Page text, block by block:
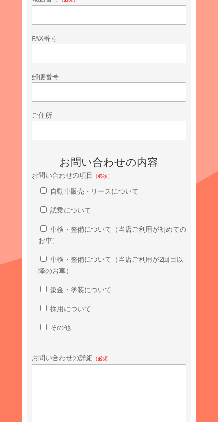
FAX番号
郵便番号
ご住所
お問い合わせの内容
お問い合わせの項目 （必須）
自動車販売・リースについて
試乗について
車検・整備について（当店ご利用が初めての
お車）
車検・整備について（当店ご利用が2回目以
降のお車）
鈑金・塗装について
採用について
その他
お問い合わせの詳細 （必須）